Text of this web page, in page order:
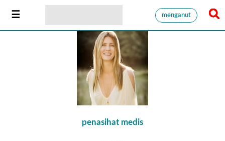
menganut
penasihat medis